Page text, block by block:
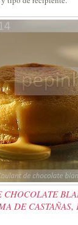
CHOCOLATE
DE CASTAÑAS,